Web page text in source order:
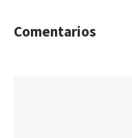
Comentarios